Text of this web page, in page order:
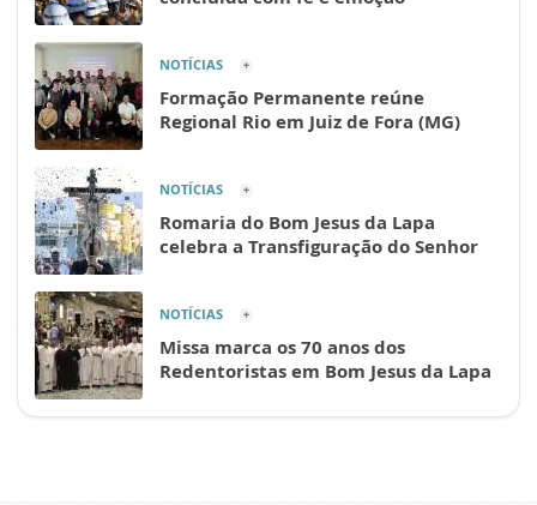
NOTÍCIAS
Formação Permanente reúne
Regional Rio em Juiz de Fora (MG)
NOTÍCIAS
Romaria do Bom Jesus da Lapa
celebra a Transfiguração do Senhor
NOTÍCIAS
Missa marca os 70 anos dos
Redentoristas em Bom Jesus da Lapa